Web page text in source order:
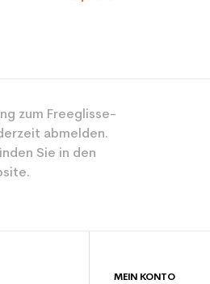
zum Freeglisse-
abmelden.
Sie in den
MEIN KONTO